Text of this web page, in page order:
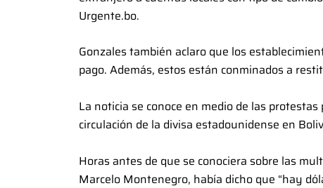
Urgente.bo.
Gonzales también aclaro que los
pago. Además, estos están conminados a
La noticia se conoce en medio de las
circulación de la divisa estadounidense en
Horas antes de que se conociera sobre las
Marcelo Montenegro, había dicho que “hay